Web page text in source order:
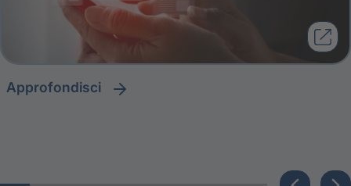
approfondisci